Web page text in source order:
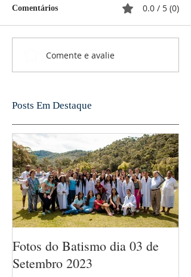
Comentários 0.0 / 5 (0)
Comente e avalie
Posts Em Destaque
Fotos do Batismo dia 03 de
Setembro 2023